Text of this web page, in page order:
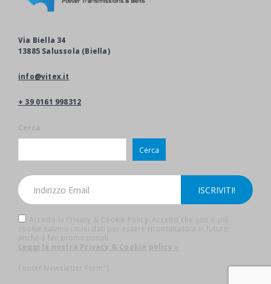
Via Biella 34
13885 Salussola (Biella)
info@vitex.it
+ 39 0161 998312
Cerca
Cerca
Accetto la Privacy & Cookie Policy. Accetto che uno o più
cookie salvino i miei dati per essere ricontattato/a in futuro,
anche a fini promozionali.
Leggi la nostra Privacy & Cookie policy »
Footer Newsletter Form"]